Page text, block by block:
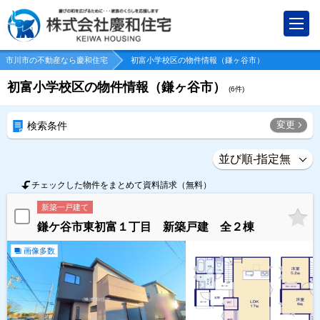
市川市の不動産なら慶和住宅 初富小学校区の物件情報（鎌ヶ谷市）
初富小学校区の物件情報（鎌ヶ谷市） (6件)
検索条件 変更
チェックした物件をまとめて資料請求（無料）
新築一戸建て
鎌ケ谷市東初富１丁目 新築戸建 全２棟
画像多数